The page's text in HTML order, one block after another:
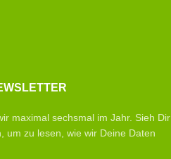
maximal sechsmal im Jahr. Sieh Dir
um zu lesen, wie wir Deine Daten